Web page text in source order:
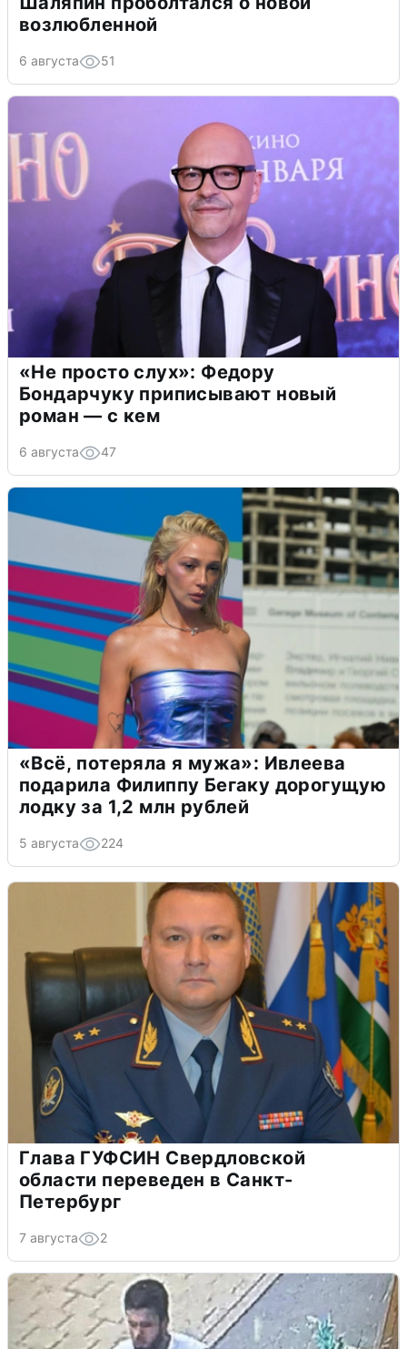
возлюбленной
6 августа 51
«Не просто слух»: Федору
Бондарчуку приписывают новый
роман — с кем
6 августа 47
«Всё, потеряла я мужа»: Ивлеева
подарила Филиппу Бегаку дорогущую
лодку за 1,2 млн рублей
5 августа 224
Глава ГУФСИН Свердловской
области переведен в Санкт-
Петербург
7 августа 2